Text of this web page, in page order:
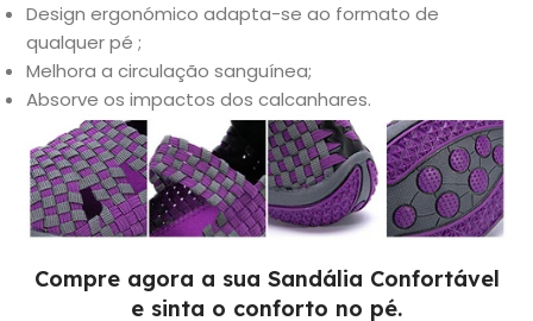
Design ergonómico adapta-se ao formato de
qualquer pé ;
Melhora a circulação sanguínea;
Absorve os impactos dos calcanhares.
Compre agora a sua Sandália Confortável
e sinta o conforto no pé.